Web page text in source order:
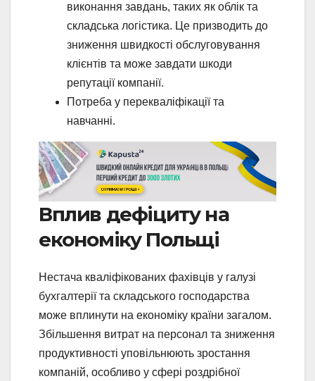
виконання завдань, таких як облік та
складська логістика. Це призводить до
зниження швидкості обслуговування
клієнтів та може завдати шкоди
репутації компанії.
Потреба у перекваліфікації та
навчанні.
Вплив дефіциту на
економіку Польщі
Нестача кваліфікованих фахівців у галузі
бухгалтерії та складського господарства
може вплинути на економіку країни загалом.
Збільшення витрат на персонал та зниження
продуктивності уповільнюють зростання
компаній, особливо у сфері роздрібної